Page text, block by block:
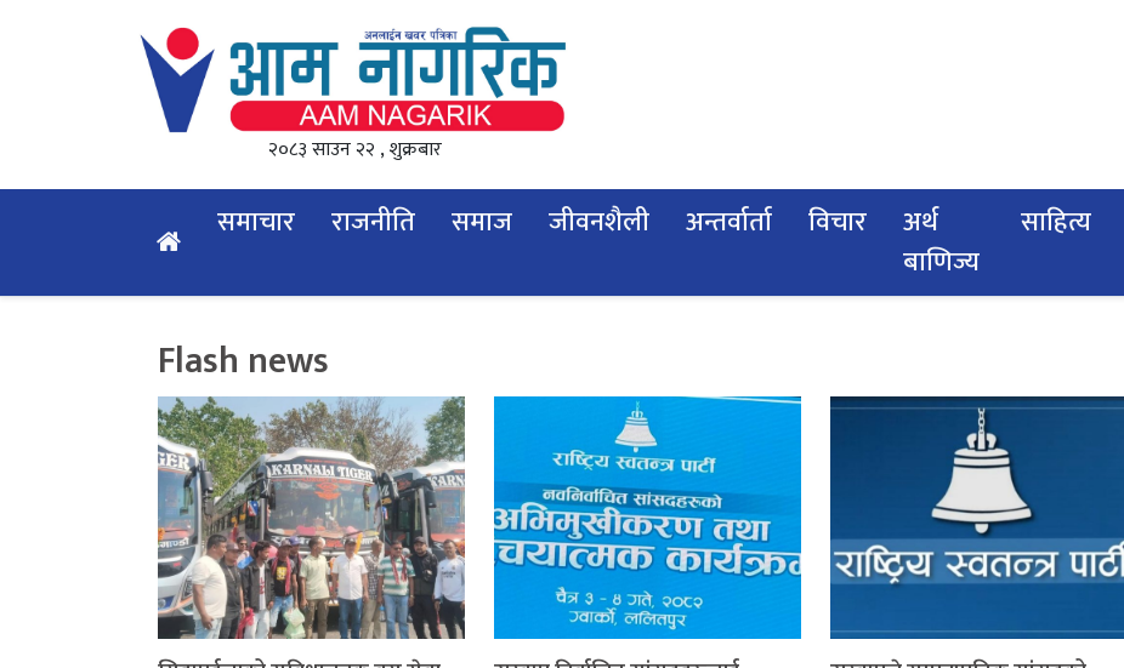
२०८३ साउन २२ , शुक्रबार
समाचार राजनीति समाज जीवनशैली अन्तर्वार्ता विचार
अर्थ
बाणिज्य
साहित्य
Flash news